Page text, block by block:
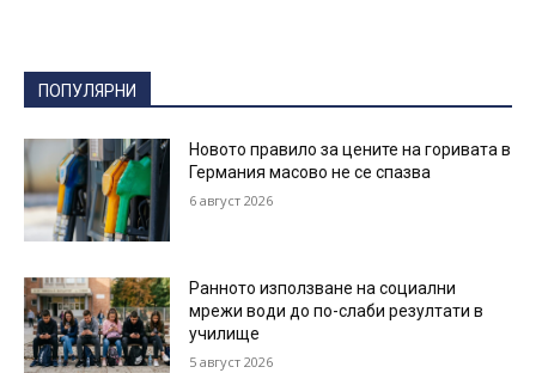
ПОПУЛЯРНИ
Новото правило за цените на горивата в
Германия масово не се спазва
6 август 2026
Ранното използване на социални
мрежи води до по-слаби резултати в
училище
5 август 2026